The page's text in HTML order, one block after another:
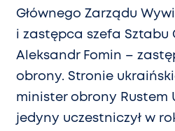
Głównego Zarządu
i zastępca szefa Sztabu
Aleksandr Fomin –
obrony. Stronie
minister obrony Rustem
jedyny uczestniczył w